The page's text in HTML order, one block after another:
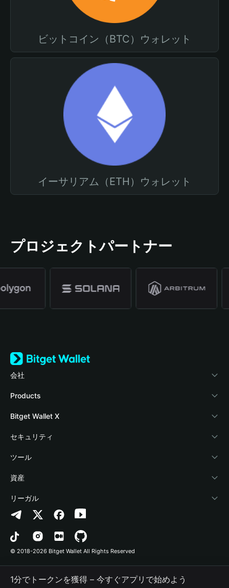
ビットコイン（BTC）ウォレット
イーサリアム（ETH）ウォレット
プロジェクトパートナー
会社
Bitget Walletについて
ブログ
アカデミー
暗号資産ニュース
Help Center
お問い合わせ
ブランドリソース
キャリア
Products
Crypto Card
Stablecoin Earn
Payfi Crypto
Crypto Swap API
Altcoin Season Index
Prediction Markets
DApp
RWA
Bitget Wallet X
デベロッパー
ウォレットを接続
Bitget Wallet Pay
プロジェクトを掲載
セキュリティ
保護基金
セキュリティ技術
ツール
暗号資産を購入
認証検出
コントラクト検出
一括送金
資産
Arbitrum
Avalanche
Bitcoin
Polygon
リーガル
プライバシーポリシー
利用規約
© 2018-2026 Bitget Wallet All Rights Reserved
1分でトークンを獲得 – 今すぐアプリで始めよう